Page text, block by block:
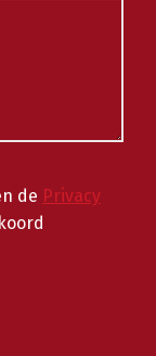
de Privacy